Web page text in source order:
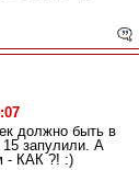
должно быть в
запулили. А
- КАК ?! :)